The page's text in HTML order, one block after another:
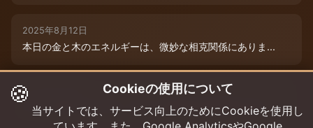
2025年8月12日
本日の金と木のエネルギーは、微妙な相克関係にありま...
2025年8月9日
木と木が寄り添う今日、あなたの創造性は最高潮に達し...
🍪 Cookieの使用について
当サイトでは、サービス向上のためにCookieを使用し